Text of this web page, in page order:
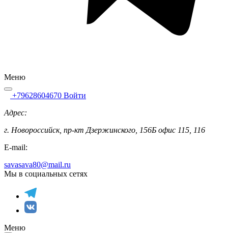
Меню
+79628604670 Войти
Адрес:
г. Новороссийск, пр-кт Дзержинского, 156Б офис 115, 116
E-mail:
savasava80@mail.ru
Мы в социальных сетях
Меню